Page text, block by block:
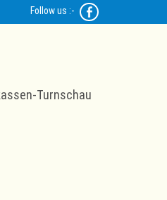
Follow us :-
Turnschau